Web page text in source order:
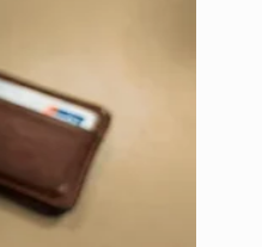
meses sem ser notada?